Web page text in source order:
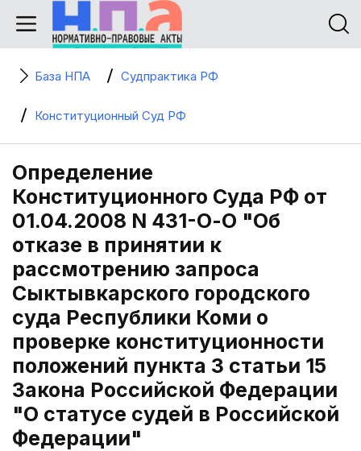
База НПА Судпрактика РФ
Конституционный Суд РФ
Определение
Конституционного Суда РФ от
01.04.2008 N 431-О-О "Об
отказе в принятии к
рассмотрению запроса
Сыктывкарского городского
суда Республики Коми о
проверке конституционности
положений пункта 3 статьи 15
Закона Российской Федерации
"О статусе судей в Российской
Федерации"